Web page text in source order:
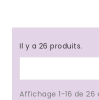
Il y a 26 produits.
Affichage 1-16 de 26